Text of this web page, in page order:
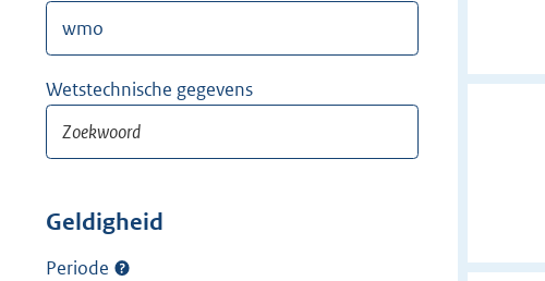
Wetstechnische gegevens
Geldigheid
Periode